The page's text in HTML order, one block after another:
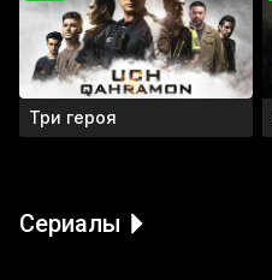
Три героя
Сериалы